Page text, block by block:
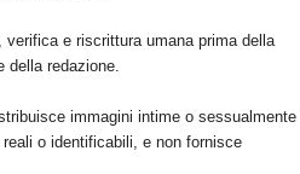
e riscrittura umana prima della
della redazione.
immagini intime o sessualmente
o identificabili, e non fornisce